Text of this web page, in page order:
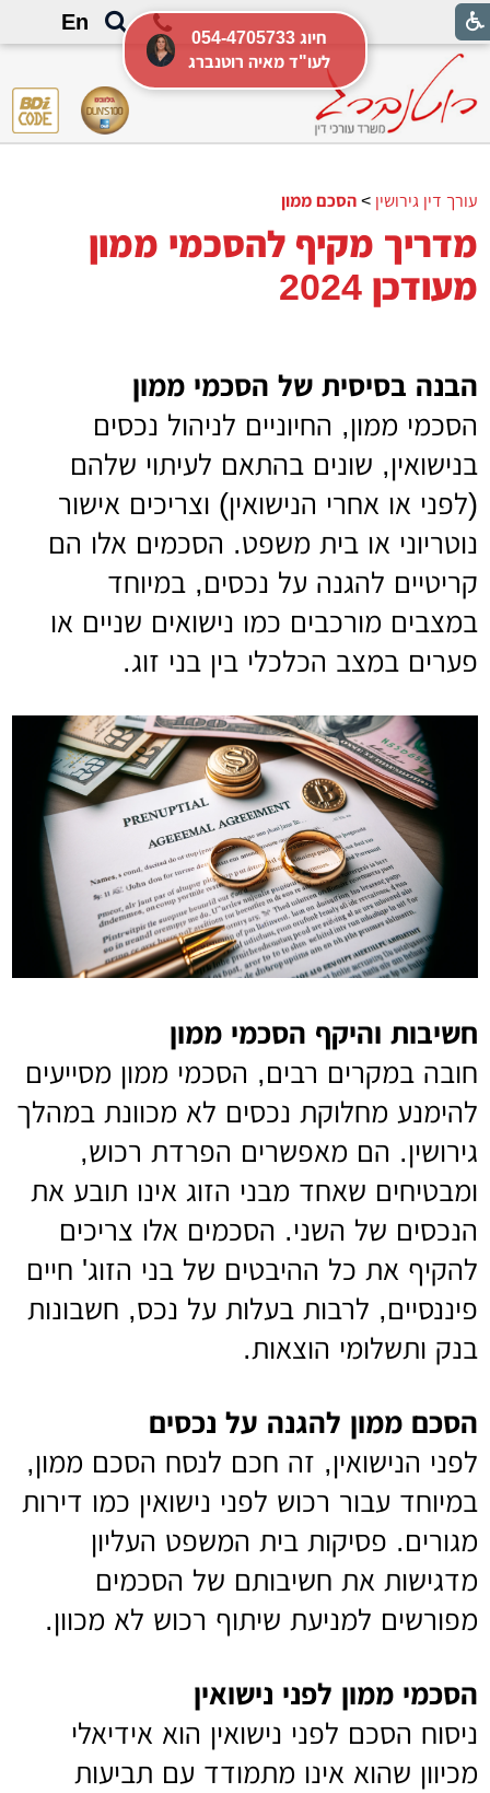
En
עורך דין גירושין >הסכם ממון
מדריך מקיף להסכמי ממון
מעודכן 2024
הבנה בסיסית של הסכמי ממון
הסכמי ממון, החיוניים לניהול נכסים
בנישואין, שונים בהתאם לעיתוי שלהם
(לפני או אחרי הנישואין) וצריכים אישור
נוטריוני או בית משפט. הסכמים אלו הם
קריטיים להגנה על נכסים, במיוחד
במצבים מורכבים כמו נישואים שניים או
פערים במצב הכלכלי בין בני זוג.
חשיבות והיקף הסכמי ממון
חובה במקרים רבים, הסכמי ממון מסייעים
להימנע מחלוקת נכסים לא מכוונת במהלך
גירושין. הם מאפשרים הפרדת רכוש,
ומבטיחים שאחד מבני הזוג אינו תובע את
הנכסים של השני. הסכמים אלו צריכים
להקיף את כל ההיבטים של בני הזוג' חיים
פיננסיים, לרבות בעלות על נכס, חשבונות
בנק ותשלומי הוצאות.
הסכם ממון להגנה על נכסים
לפני הנישואין, זה חכם לנסח הסכם ממון,
במיוחד עבור רכוש לפני נישואין כמו דירות
מגורים. פסיקות בית המשפט העליון
מדגישות את חשיבותם של הסכמים
מפורשים למניעת שיתוף רכוש לא מכוון.
הסכמי ממון לפני נישואין
ניסוח הסכם לפני נישואין הוא אידיאלי
מכיוון שהוא אינו מתמודד עם תביעות
054-4705733 חיוג
לעו"ד מאיה רוטנברג